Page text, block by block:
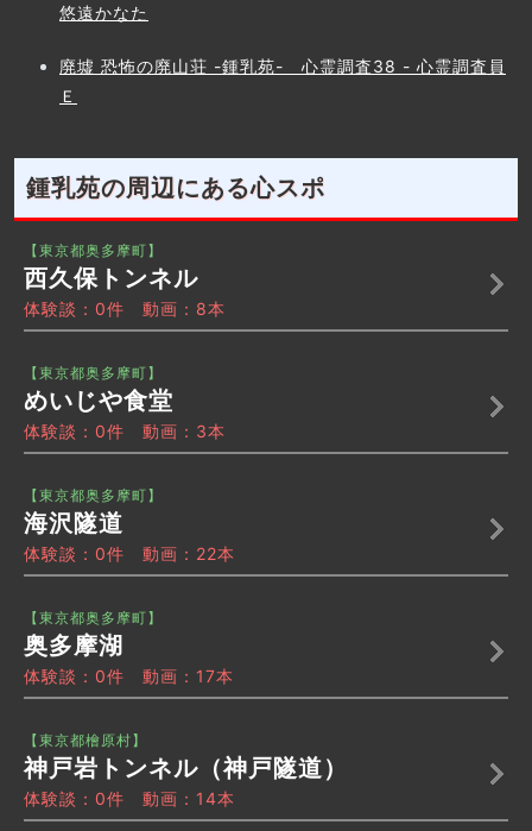
悠遠かなた
廃墟 恐怖の廃山荘 -鍾乳苑- 心霊調査38 - 心霊調査員
Ｅ
鍾乳苑の周辺にある心スポ
【東京都奥多摩町】
西久保トンネル
体験談：0件 動画：8本
【東京都奥多摩町】
めいじや食堂
体験談：0件 動画：3本
【東京都奥多摩町】
海沢隧道
体験談：0件 動画：22本
【東京都奥多摩町】
奥多摩湖
体験談：0件 動画：17本
【東京都檜原村】
神戸岩トンネル（神戸隧道）
体験談：0件 動画：14本